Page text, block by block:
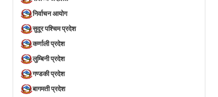
निर्वाचन आयोग
सुदूर पश्चिम प्रदेश
कर्णाली प्रदेश
लुम्बिनी प्रदेश
गण्डकी प्रदेश
बागमती प्रदेश